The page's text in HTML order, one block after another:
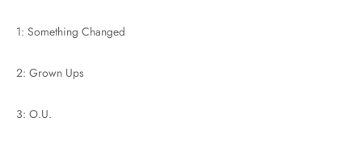
1: Something Changed
2: Grown Ups
3: O.U.